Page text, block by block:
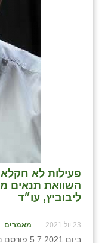
פעילות לא
השוואת תנאים
ליבוביץ, עו״ד
23 יול 2021 מאמרים